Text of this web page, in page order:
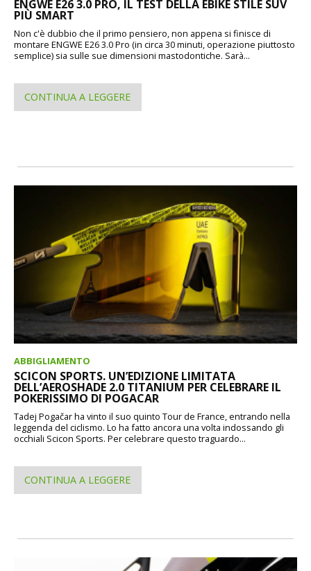
ENGWE E26 3.0 PRO, IL TEST DELLA EBIKE STILE SUV
PIÙ SMART
Non c'è dubbio che il primo pensiero, non appena si finisce di
montare ENGWE E26 3.0 Pro (in circa 30 minuti, operazione piuttosto
semplice) sia sulle sue dimensioni mastodontiche. Sarà...
CONTINUA A LEGGERE
ABBIGLIAMENTO
SCICON SPORTS. UN’EDIZIONE LIMITATA
DELL’AEROSHADE 2.0 TITANIUM PER CELEBRARE IL
POKERISSIMO DI POGACAR
Tadej Pogačar ha vinto il suo quinto Tour de France, entrando nella
leggenda del ciclismo. Lo ha fatto ancora una volta indossando gli
occhiali Scicon Sports. Per celebrare questo traguardo...
CONTINUA A LEGGERE